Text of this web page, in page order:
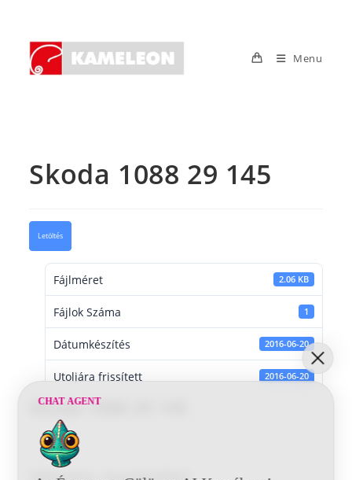
content
Menu
Skoda 1088 29 145
Letöltés
Fájlméret 2.06 KB
Fájlok Száma 1
Dátumkészítés 2016-06-20
Utoljára frissített 2016-06-20
Skoda 1088 29 145
CHAT AGENT